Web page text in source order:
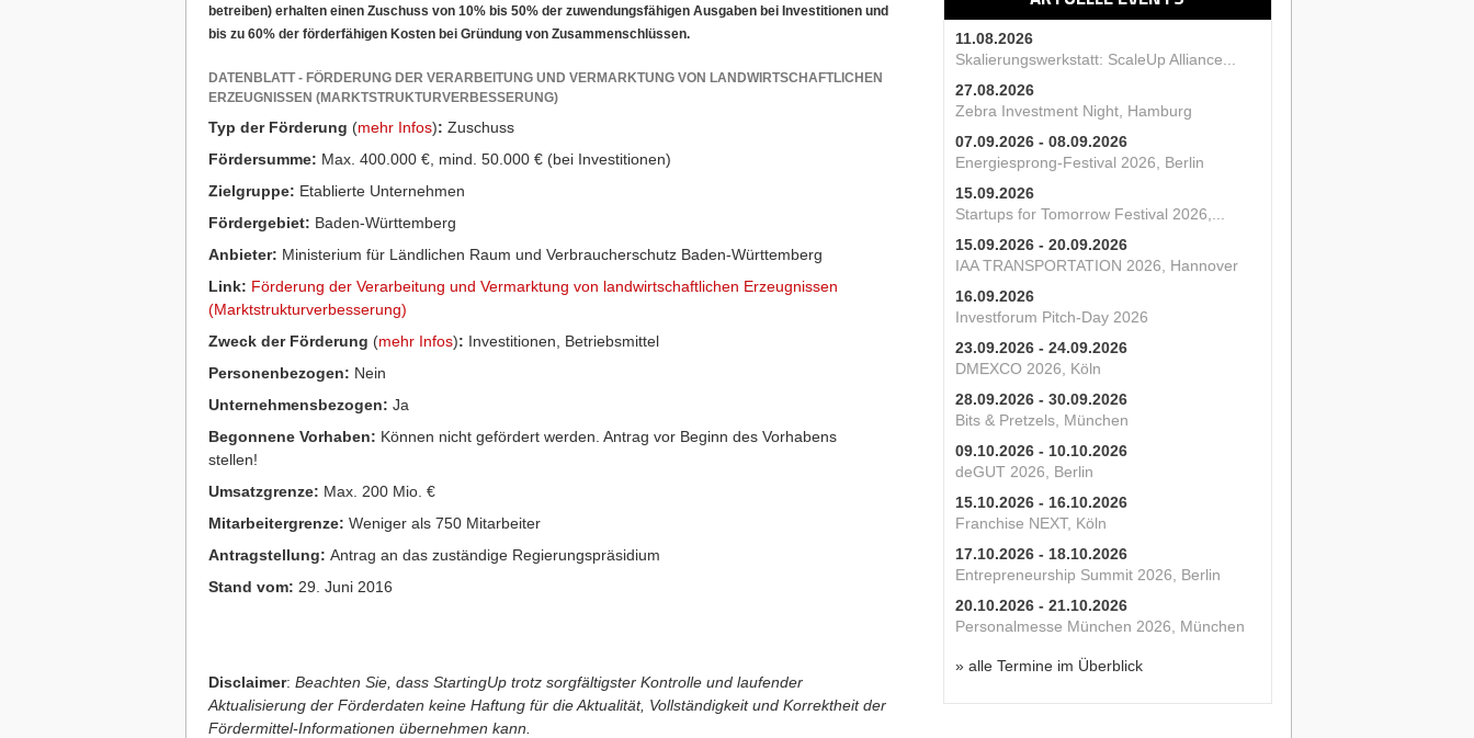
11.08.2026
Skalierungswerkstatt: ScaleUp Alliance...
27.08.2026
Zebra Investment Night, Hamburg
07.09.2026 - 08.09.2026
Energiesprong-Festival 2026, Berlin
15.09.2026
Startups for Tomorrow Festival 2026,...
15.09.2026 - 20.09.2026
IAA TRANSPORTATION 2026, Hannover
16.09.2026
Investforum Pitch-Day 2026
23.09.2026 - 24.09.2026
DMEXCO 2026, Köln
28.09.2026 - 30.09.2026
Bits & Pretzels, München
09.10.2026 - 10.10.2026
deGUT 2026, Berlin
15.10.2026 - 16.10.2026
Franchise NEXT, Köln
17.10.2026 - 18.10.2026
Entrepreneurship Summit 2026, Berlin
20.10.2026 - 21.10.2026
Personalmesse München 2026, München
» alle Termine im Überblick
betreiben) erhalten einen Zuschuss von 10% bis 50% der zuwendungsfähigen Ausgaben bei Investitionen und
bis zu 60% der förderfähigen Kosten bei Gründung von Zusammenschlüssen.
DATENBLATT - FÖRDERUNG DER VERARBEITUNG UND VERMARKTUNG VON LANDWIRTSCHAFTLICHEN
ERZEUGNISSEN (MARKTSTRUKTURVERBESSERUNG)
Typ der Förderung (mehr Infos): Zuschuss
Fördersumme: Max. 400.000 €, mind. 50.000 € (bei Investitionen)
Zielgruppe: Etablierte Unternehmen
Fördergebiet: Baden-Württemberg
Anbieter: Ministerium für Ländlichen Raum und Verbraucherschutz Baden-Württemberg
Link: Förderung der Verarbeitung und Vermarktung von landwirtschaftlichen Erzeugnissen
(Marktstrukturverbesserung)
Zweck der Förderung (mehr Infos): Investitionen, Betriebsmittel
Personenbezogen: Nein
Unternehmensbezogen: Ja
Begonnene Vorhaben: Können nicht gefördert werden. Antrag vor Beginn des Vorhabens
stellen!
Umsatzgrenze: Max. 200 Mio. €
Mitarbeitergrenze: Weniger als 750 Mitarbeiter
Antragstellung: Antrag an das zuständige Regierungspräsidium
Stand vom: 29. Juni 2016
Disclaimer: Beachten Sie, dass StartingUp trotz sorgfältigster Kontrolle und laufender
Aktualisierung der Förderdaten keine Haftung für die Aktualität, Vollständigkeit und Korrektheit der
Fördermittel-Informationen übernehmen kann.